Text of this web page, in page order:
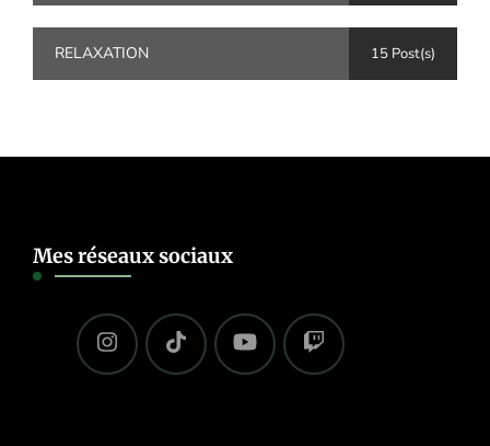
RELAXATION 15 Post(s)
Mes réseaux sociaux